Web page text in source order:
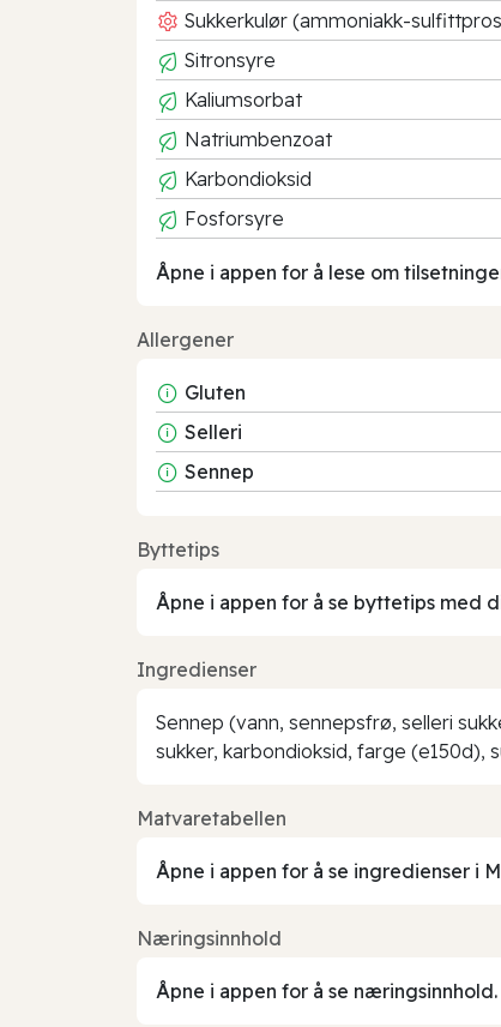
Sukkerkulør (ammoniakk-
Sitronsyre
Kaliumsorbat
Natriumbenzoat
Karbondioksid
Fosforsyre
Åpne i appen for å lese om
Allergener
Gluten
Selleri
Sennep
Byttetips
Åpne i appen for å se byttetips med
Ingredienser
Sennep (vann, sennepsfrø, selleri
sukker, karbondioksid, farge
Matvaretabellen
Åpne i appen for å se ingredienser i
Næringsinnhold
Åpne i appen for å se næringsinnhold.